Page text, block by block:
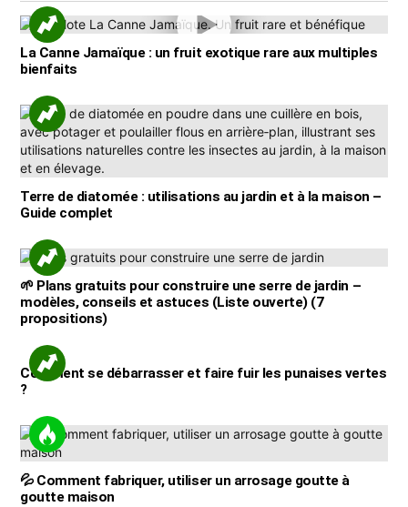
La Canne Jamaïque : un fruit exotique rare aux multiples
bienfaits
Terre de diatomée : utilisations au jardin et à la maison –
Guide complet
🌱 Plans gratuits pour construire une serre de jardin –
modèles, conseils et astuces (Liste ouverte) (7
propositions)
Comment se débarrasser et faire fuir les punaises vertes
?
💦 Comment fabriquer, utiliser un arrosage goutte à
goutte maison